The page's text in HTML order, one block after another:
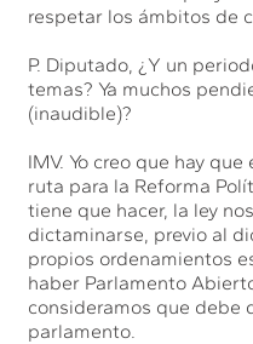
respetar los ámbitos de
P. Diputado, ¿Y un
temas? Ya muchos
(inaudible)?
IMV. Yo creo que hay
ruta para la Reforma
tiene que hacer, la ley
dictaminarse, previo al
propios ordenamientos
haber Parlamento
consideramos que debe
parlamento.